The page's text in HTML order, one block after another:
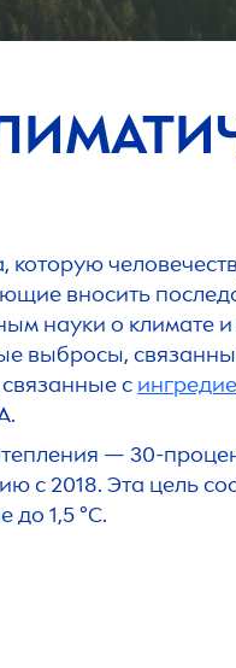
вносить
науки о климате
выбросы,
с
.
— 30-
с 2018. Эта цель
1,5 °C.